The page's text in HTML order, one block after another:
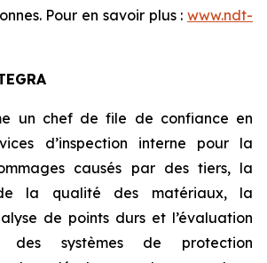
Pour en savoir plus : www.ndt-
un chef de file de confiance en
d’inspection interne pour la
causés par des tiers, la
la qualité des matériaux, la
de points durs et l’évaluation
des systèmes de protection